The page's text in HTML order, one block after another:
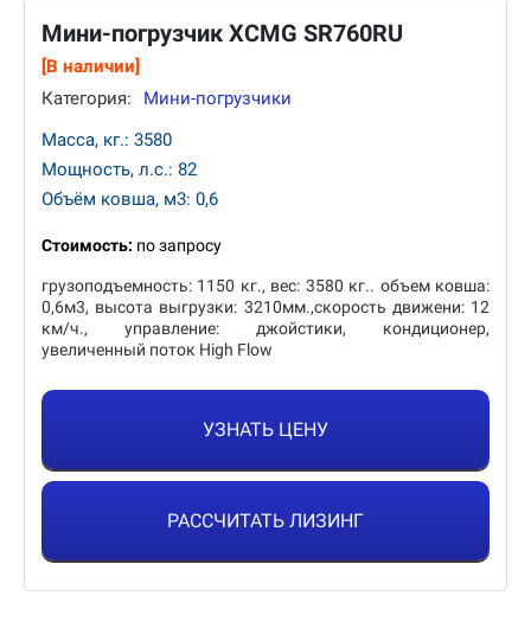
Мини-погрузчик XCMG SR760RU
[В наличии]
Категория:
Мини-погрузчики
Масса, кг.: 3580
Мощность, л.с.: 82
Объём ковша, м3: 0,6
Стоимость: по запросу
грузоподъемность: 1150 кг., вес: 3580 кг.. объем ковша:
0,6м3, высота выгрузки: 3210мм.,скорость движени: 12
км/ч., управление: джойстики, кондиционер,
увеличенный поток High Flow
УЗНАТЬ ЦЕНУ
РАССЧИТАТЬ ЛИЗИНГ